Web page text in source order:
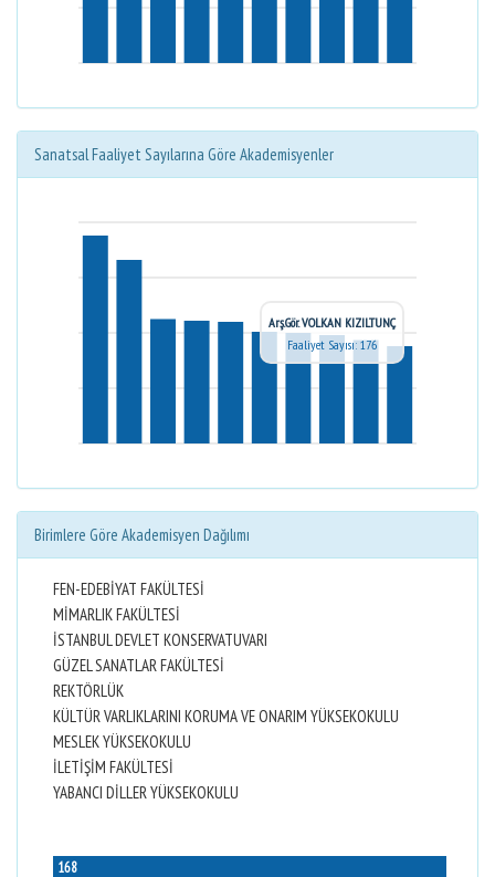
Sanatsal Faaliyet Sayılarına Göre Akademisyenler
Arş.Gör. VOLKAN KIZILTUNÇ
Faaliyet Sayısı: 176
Birimlere Göre Akademisyen Dağılımı
FEN-EDEBİYAT FAKÜLTESİ
MİMARLIK FAKÜLTESİ
İSTANBUL DEVLET KONSERVATUVARI
GÜZEL SANATLAR FAKÜLTESİ
REKTÖRLÜK
KÜLTÜR VARLIKLARINI KORUMA VE ONARIM YÜKSEKOKULU
MESLEK YÜKSEKOKULU
İLETİŞİM FAKÜLTESİ
YABANCI DİLLER YÜKSEKOKULU
168